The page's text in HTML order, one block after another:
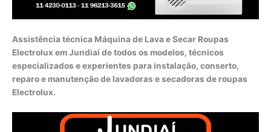
Assistência técnica Máquina de Lava e Secar Roupas
Electrolux em Jundiaí de todos os modelos, técnicos
especializados e experientes para instalação, conserto,
reparo e manutenção de lavadoras e secadoras de roupas
Electrolux.